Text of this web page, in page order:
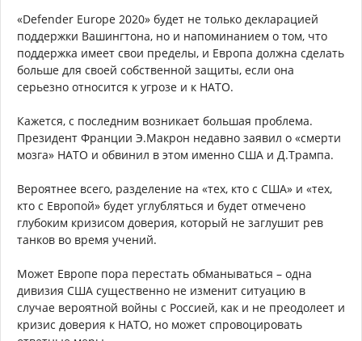
«Defender Europe 2020» будет не только декларацией
поддержки Вашингтона, но и напоминанием о том, что
поддержка имеет свои пределы, и Европа должна сделать
больше для своей собственной защиты, если она
серьезно относится к угрозе и к НАТО.
Кажется, с последним возникает большая проблема.
Президент Франции Э.Макрон недавно заявил о «смерти
мозга» НАТО и обвинил в этом именно США и Д.Трампа.
Вероятнее всего, разделение на «тех, кто с США» и «тех,
кто с Европой» будет углубляться и будет отмечено
глубоким кризисом доверия, который не заглушит рев
танков во время учений.
Может Европе пора перестать обманываться – одна
дивизия США существенно не изменит ситуацию в
случае вероятной войны с Россией, как и не преодолеет и
кризис доверия к НАТО, но может спровоцировать